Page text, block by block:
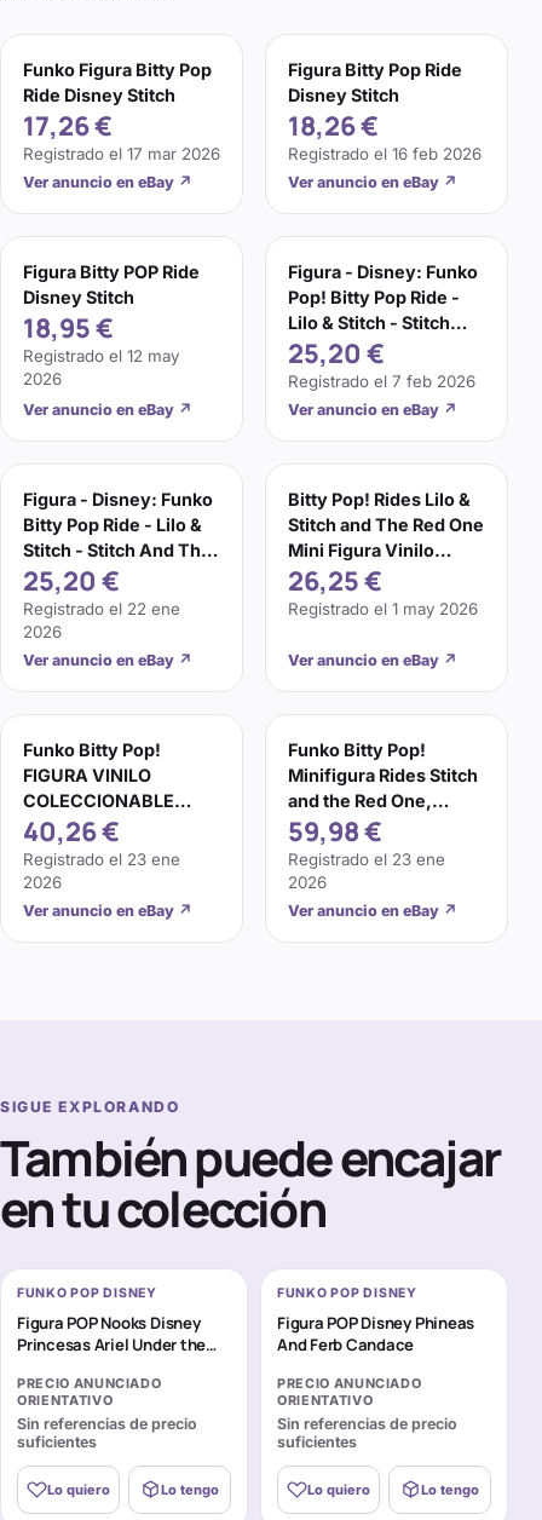
Funko Figura Bitty Pop
Ride Disney Stitch
17,26 €
Registrado el 17 mar 2026
Ver anuncio en eBay ↗
Figura Bitty Pop Ride
Disney Stitch
18,26 €
Registrado el 16 feb 2026
Ver anuncio en eBay ↗
Figura Bitty POP Ride
Disney Stitch
18,95 €
Registrado el 12 may
2026
Ver anuncio en eBay ↗
Figura - Disney: Funko
Pop! Bitty Pop Ride -
Lilo & Stitch - Stitch
And The R...
25,20 €
Registrado el 7 feb 2026
Ver anuncio en eBay ↗
Figura - Disney: Funko
Bitty Pop Ride - Lilo &
Stitch - Stitch And The
Red One
25,20 €
Registrado el 22 ene
2026
Ver anuncio en eBay ↗
Bitty Pop! Rides Lilo &
Stitch and The Red One
Mini Figura Vinilo
Funko Nuevo
26,25 €
Registrado el 1 may 2026
Ver anuncio en eBay ↗
Funko Bitty Pop!
FIGURA VINILO
COLECCIONABLE
RIDES DISNEY LILO &
STITCH THE RED ONE
40,26 €
Registrado el 23 ene
2026
Ver anuncio en eBay ↗
Funko Bitty Pop!
Minifigura Rides Stitch
and the Red One,
Disney Lilo Stitch
59,98 €
Registrado el 23 ene
2026
Ver anuncio en eBay ↗
SIGUE EXPLORANDO
También puede encajar
en tu colección
FUNKO POP DISNEY
Figura POP Nooks Disney
Princesas Ariel Under the
PRECIO ANUNCIADO
ORIENTATIVO
Sin referencias de precio
suficientes
Lo quiero Lo tengo
FUNKO POP DISNEY
Figura POP Disney Phineas
And Ferb Candace
PRECIO ANUNCIADO
ORIENTATIVO
Sin referencias de precio
suficientes
Lo quiero Lo tengo